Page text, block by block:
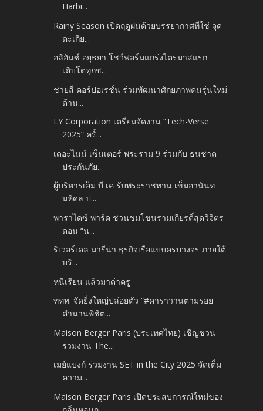
Harbi...
Rainy Season เปิดฤดูฝนด้วยบรรยากาศที่ใช่ จุด
ตะเกีย...
อลิอันซ์ อยุธยา โชว์ฟอร์มแกร่งไตรมาสแรก
เติบโตทุกช...
ชายสี่ คอร์ปอเรชั่น ร่วมพัฒนาศักยภาพคนรุ่นใหม่
ด้าน...
LY Corporation เตรียมจัดงาน “Tech-Verse
2025” ครั้...
เดอะไนน์ เซ็นเตอร์ พระราม 9 ร่วมกับ ธนชาต
ประกันภัย...
ผู้บริหารเอ็ม บี เค รับพระราชทาน เข็มอานันท
มหิดล ป...
พาราไดซ์ พาร์ค ชวนชมโขนรามเกียรติ์สุดวิจิตร
ตอน “น...
ริเวอร์เดล มารีน่า ธุรกิจเรือแบบครบวงจร ภายใต้
บริ...
หนีเรียน แล้วมาด่าครู
ททท. จัดยิ่งใหญ่ปล่อยตัว “#คาราวานตามรอย
ตำนานพิชิต...
Maison Berger Paris (ประเทศไทย) เชิญชวน
ร่วมงาน The...
เมย์แบงก์ ร่วมงาน SET in the City 2025 จัดเต็ม
ความ...
Maison Berger Paris เปิดประสบการณ์ใหม่ของ